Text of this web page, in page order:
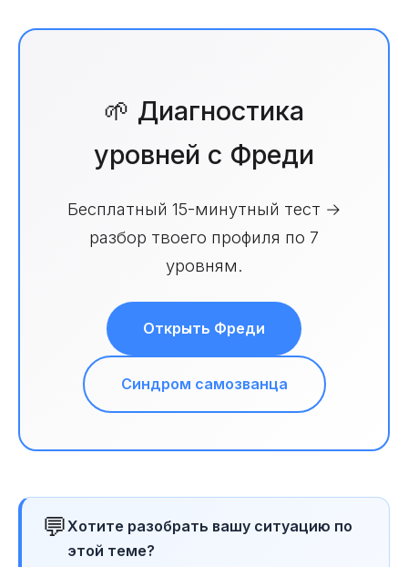
🌱 Диагностика
уровней с Фреди
Бесплатный 15-минутный тест →
разбор твоего профиля по 7
уровням.
Открыть Фреди
Синдром самозванца
💬Хотите разобрать вашу ситуацию по
этой теме?